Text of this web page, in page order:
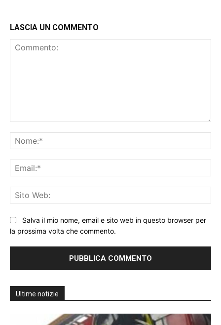
LASCIA UN COMMENTO
Salva il mio nome, email e sito web in questo browser per
la prossima volta che commento.
Ultime notizie